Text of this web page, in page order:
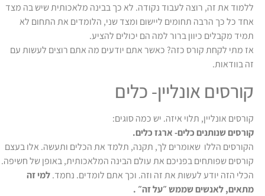
ללמוד את זה, רוצה לעבוד נקודה. לא כך בבינה מלאכותית שיש בה מצד
אחד כל כך הרבה תחומים ליישום ומצד שני, הלומדים את התחום לא
תמיד מקבלים כיוון ברור למה הם יכולים להציע.
אז מתי לקחת קורס כזה? כאשר אתם יודעים מה אתם רוצים לעשות עם
זה בוודאות.
קורסים אונליין- כלים
קורסים אונליין, תלוי איזה. יש כמה סוגים:
קורסים שנותנים כלים- ארגז כלים.
הקורסים הללו שאומרים לך, תקנה, תלמד את הכלים ותעשה. אלו בעצם
קורסים שפותחים בפניכם את עולם הבינה המלאכותית, באופן של חשיפה.
הכלי הזה יודע לעשות את זה וזה. וכך אתם לומדים. נחמד.למי זה
מתאים, לאנשים שממש ״על זה״ .